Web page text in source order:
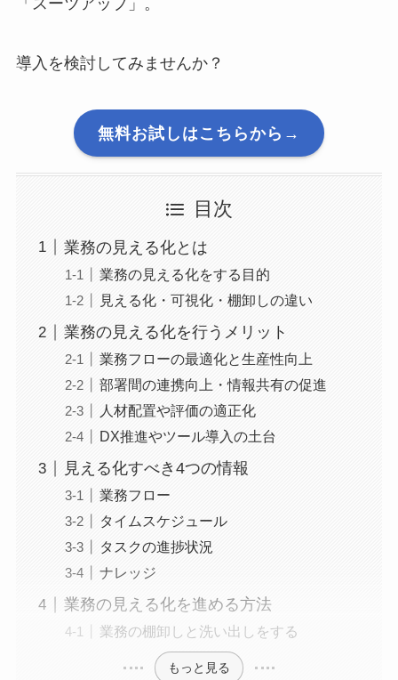
導入を検討してみませんか？
無料お試しはこちらから→
目次
業務の見える化とは
業務の見える化をする目的
見える化・可視化・棚卸しの違い
業務の見える化を行うメリット
業務フローの最適化と生産性向上
部署間の連携向上・情報共有の促進
人材配置や評価の適正化
DX推進やツール導入の土台
見える化すべき4つの情報
業務フロー
タイムスケジュール
タスクの進捗状況
ナレッジ
業務の見える化を進める方法
業務の棚卸しと洗い出しをする
もっと見る